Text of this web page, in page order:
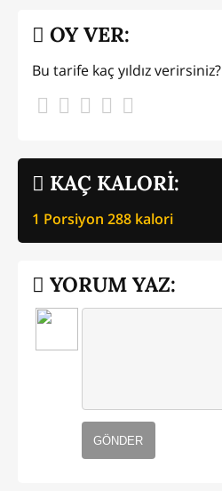
KAÇ KALORİ:
1 Porsiyon 288 kalori
OY VER:
Bu tarife kaç yıldız verirsiniz?
YORUM YAZ:
GÖNDER